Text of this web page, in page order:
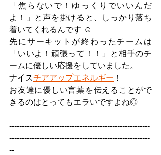
「焦らないで！ゆっくりでいいんだ
よ！」と声を掛けると、しっかり落ち
着いてくれるんです ☺︎
先にサーキットが終わったチームは
「いいよ！頑張って！！」と相手のチ
ームに優しい応援をしていました。
ナイスチアアップエネルギー ！
お友達に優しい言葉を伝えることがで
きるのはとってもエラいですよね◎
--------------------------------------------------------
--------------------------------------------------------
--